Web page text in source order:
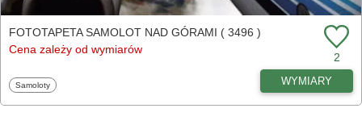
FOTOTAPETA SAMOLOT NAD GÓRAMI ( 3496 )
Cena zależy od wymiarów
2
Fototapety
Samoloty WYMIARY